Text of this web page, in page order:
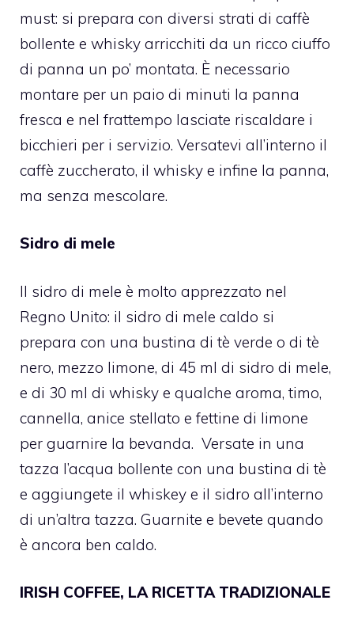
must: si prepara con diversi strati di caffè
bollente e whisky arricchiti da un ricco ciuffo
di panna un po’ montata. È necessario
montare per un paio di minuti la panna
fresca e nel frattempo lasciate riscaldare i
bicchieri per i servizio. Versatevi all’interno il
caffè zuccherato, il whisky e infine la panna,
ma senza mescolare.
Sidro di mele
Il sidro di mele è molto apprezzato nel
Regno Unito: il sidro di mele caldo si
prepara con una bustina di tè verde o di tè
nero, mezzo limone, di 45 ml di sidro di mele,
e di 30 ml di whisky e qualche aroma, timo,
cannella, anice stellato e fettine di limone
per guarnire la bevanda. Versate in una
tazza l’acqua bollente con una bustina di tè
e aggiungete il whiskey e il sidro all’interno
di un’altra tazza. Guarnite e bevete quando
è ancora ben caldo.
IRISH COFFEE, LA RICETTA TRADIZIONALE